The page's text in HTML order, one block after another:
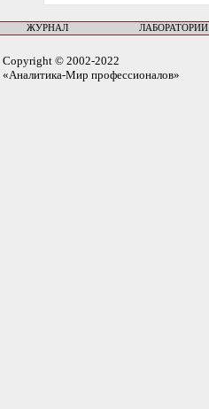
ЖУРНАЛ ЛАБОРАТОРИИ
Copyright © 2002-2022
«Аналитика-Мир профессионалов»